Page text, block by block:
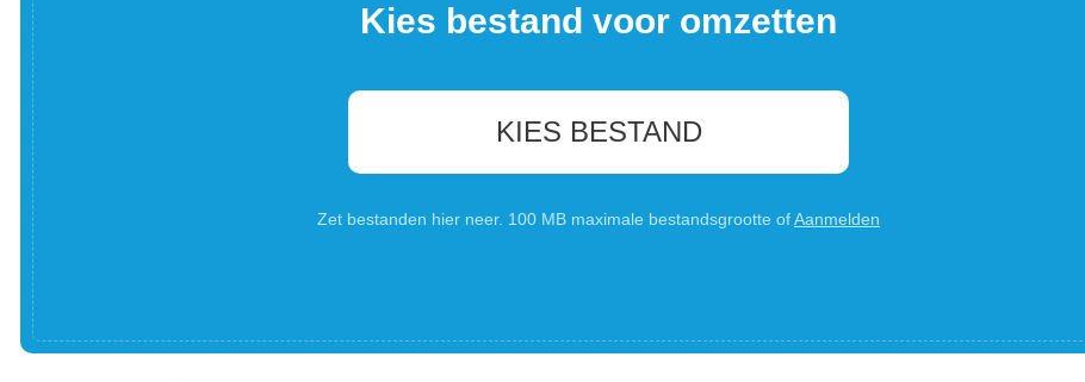
Kies bestand voor omzetten
KIES BESTAND
Zet bestanden hier neer. 100 MB maximale bestandsgrootte ofAanmelden